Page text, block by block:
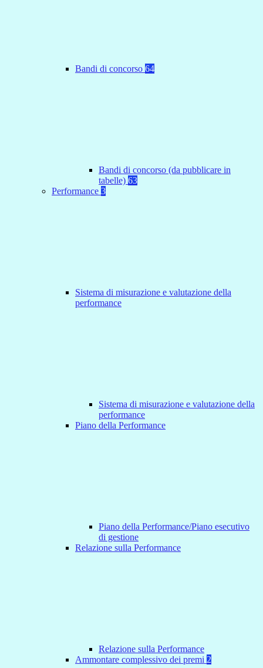
Bandi di concorso 64
Bandi di concorso (da pubblicare in
tabelle) 63
Performance 3
Sistema di misurazione e valutazione della
performance
Sistema di misurazione e valutazione della
performance
Piano della Performance
Piano della Performance/Piano esecutivo
di gestione
Relazione sulla Performance
Relazione sulla Performance
Ammontare complessivo dei premi 2